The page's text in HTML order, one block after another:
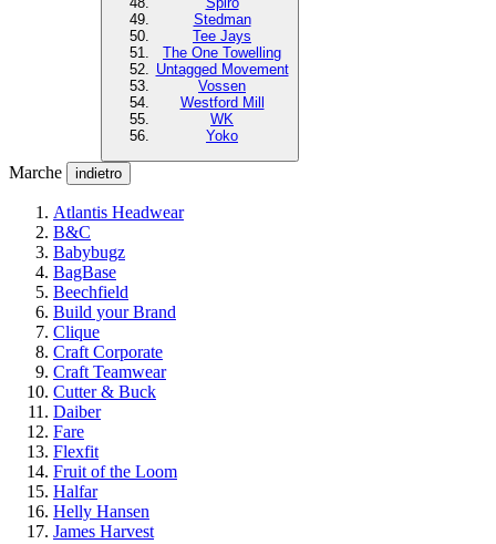
Stedman
Tee Jays
The One Towelling
Untagged Movement
Vossen
Westford Mill
WK
Yoko
Marche indietro
Atlantis Headwear
B&C
Babybugz
BagBase
Beechfield
Build your Brand
Clique
Craft Corporate
Craft Teamwear
Cutter & Buck
Daiber
Fare
Flexfit
Fruit of the Loom
Halfar
Helly Hansen
James Harvest